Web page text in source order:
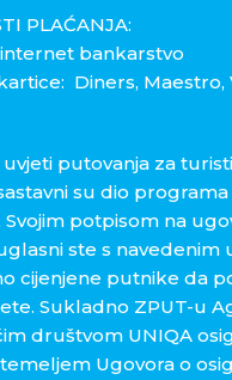
PLAĆANJA:
bankarstvo
Diners, Maestro,
putovanja za
su dio
Svojim potpisom na
ste s navedenim
cijenjene putnike da
Sukladno ZPUT-u
društvom UNIQA
Ugovora o